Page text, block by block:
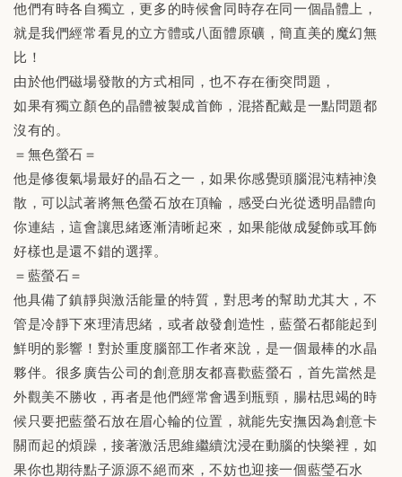
他們有時各自獨立，更多的時候會同時存在同一個晶體上，
就是我們經常看見的立方體或八面體原礦，簡直美的魔幻無
比！
由於他們磁場發散的方式相同，也不存在衝突問題，
如果有獨立顏色的晶體被製成首飾，混搭配戴是一點問題都
沒有的。
＝無色螢石＝
他是修復氣場最好的晶石之一，如果你感覺頭腦混沌精神渙
散，可以試著將無色螢石放在頂輪，感受白光從透明晶體向
你連結，這會讓思緒逐漸清晰起來，如果能做成髮飾或耳飾
好樣也是還不錯的選擇。
＝藍螢石＝
他具備了鎮靜與激活能量的特質，對思考的幫助尤其大，不
管是冷靜下來理清思緒，或者啟發創造性，藍螢石都能起到
鮮明的影響！對於重度腦部工作者來說，是一個最棒的水晶
夥伴。很多廣告公司的創意朋友都喜歡藍螢石，首先當然是
外觀美不勝收，再者是他們經常會遇到瓶頸，腸枯思竭的時
候只要把藍螢石放在眉心輪的位置，就能先安撫因為創意卡
關而起的煩躁，接著激活思維繼續沈浸在動腦的快樂裡，如
果你也期待點子源源不絕而來，不妨也迎接一個藍瑩石水